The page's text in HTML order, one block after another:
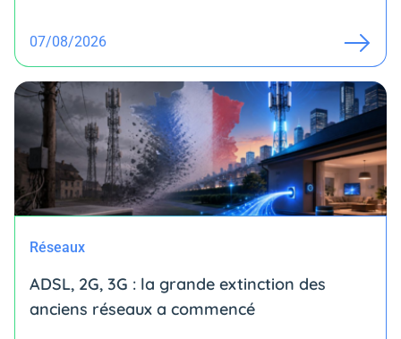
07/08/2026
Réseaux
ADSL, 2G, 3G : la grande extinction des
anciens réseaux a commencé